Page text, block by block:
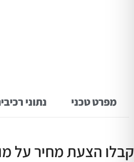
מפרט טכני נתוני
קבלו הצעת מחיר על